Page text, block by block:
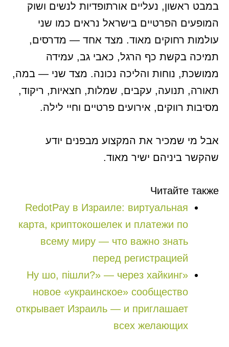
במבט ראשון, נעליים אורתופדיות לנשים ושוק
המופעים הפרטיים בישראל נראים כמו שני
עולמות רחוקים מאוד. מצד אחד — מדרסים,
תמיכה בקשת כף הרגל, כאבי גב, עמידה
ממושכת, נוחות והליכה נכונה. מצד שני — במה,
תאורה, תנועה, עקבים, שמלות, חצאיות, ריקוד,
מסיבות רווקים, אירועים פרטיים וחיי לילה.
אבל מי שמכיר את המקצוע מבפנים יודע
שהקשר ביניהם ישיר מאוד.
Читайте также
RedotPay в Израиле: виртуальная
карта, криптокошелек и платежи по
всему миру — что важно знать
перед регистрацией
«Ну шо, пішли?» — через хайкинг
новое «украинское» сообщество
открывает Израиль — и приглашает
всех желающих